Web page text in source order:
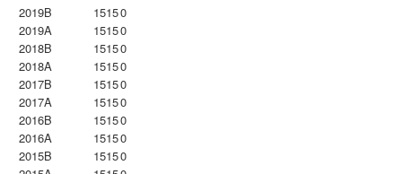
2019B
15150
2019A
15150
2018B
15150
2018A
15150
2017B
15150
2017A
15150
2016B
15150
2016A
15150
2015B
15150